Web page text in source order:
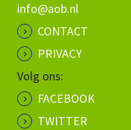
info@aob.nl
CONTACT
PRIVACY
Volg ons:
FACEBOOK
TWITTER